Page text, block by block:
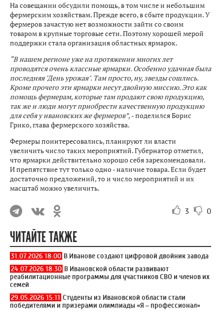
На совещании обсудили помощь, в том числе и небольшим
фермерским хозяйствам. Прежде всего, в сбыте продукции. У
фермеров зачастую нет возможности зайти со своим
товаром в крупные торговые сети. Поэтому хорошей мерой
поддержки стала организация областных ярмарок.
“В нашем регионе уже на протяжении многих лет
проводятся очень классные ярмарки. Особенно удачная была
последняя "День урожая". Там просто, ну, звезды сошлись.
Кроме прочего эти ярмарки несут двойную миссию. Это как
помощь фермерам, которые там продают свою продукцию,
так же и люди могут приобрести качественную продукцию
для себя у ивановских же фермеров”, - поделился Борис
Грико, глава фермерского хозяйства.
Фермеры поинтересовались, планируют ли власти
увеличить число таких мероприятий. Губернатор отметил,
что ярмарки действительно хорошо себя зарекомендовали.
И препятствие тут только одно - наличие товара. Если будет
достаточно предложений, то и число мероприятий и их
масштаб можно увеличить.
3 0
ЧИТАЙТЕ ТАКЖЕ
31.07.2026 18:00 В Иванове создают цифровой двойник завода
24.07.2026 18:30 В Ивановской области развивают
реабилитационные программы для участников СВО и членов их
семей
29.05.2026 15:11 Студенты из Ивановской области стали
победителями и призерами олимпиады «Я – профессионал»